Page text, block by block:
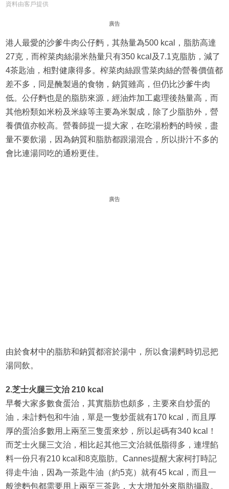
資料由客戶提供
廣告
港人最愛的沙爹牛肉公仔麪，其熱量為500 kcal，脂肪高達
27克，而榨菜肉絲湯米熱量只有350 kcal及7.1克脂肪，減了
4茶匙油，相對健康得多。榨菜肉絲跟雪菜肉絲的營養價值都
差不多，同是醃製過的食物，鈉質雖高，但仍比沙爹牛肉
低。公仔麪也是的脂肪來源，經油炸加工處理後熱量高，而
其他粉類如米粉及米線等主要為米製成，除了少脂肪外，營
養價值亦較高。營養師提一提大家，在吃湯粉麪的時候，盡
量不要飲湯，因為鈉質和脂肪都跟湯混合，所以掛汁不多的
會比連湯同吃的通粉更佳。
廣告
由於食材中的脂肪和鈉質都溶於湯中，所以食湯麫時切忌把
湯同飲。
2.芝士火腿三文治 210 kcal
早餐大家多數食蛋治，其實脂肪也頗多，主要來自炒蛋的
油，未計麪包和牛油，單是一隻炒蛋就有170 kcal，而且厚
厚的蛋治多數用上兩至三隻蛋來炒，所以起碼有340 kcal！
而芝士火腿三文治，相比起其他三文治就低脂得多，連埋餡
料一份只有210 kcal和8克脂肪。Cannes提醒大家柯打時記
得走牛油，因為一茶匙牛油（約5克）就有45 kcal，而且一
般塗麪包都需要用上兩至三茶匙，大大增加外來脂肪攝取。